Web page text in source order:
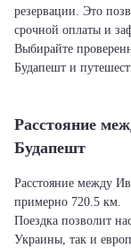
резервации. Это
срочной оплаты и
Выбирайте
Будапешт и
Расстояние
Будапешт
Расстояние между
примерно 720.5 км.
Поездка позволит
Украины, так и